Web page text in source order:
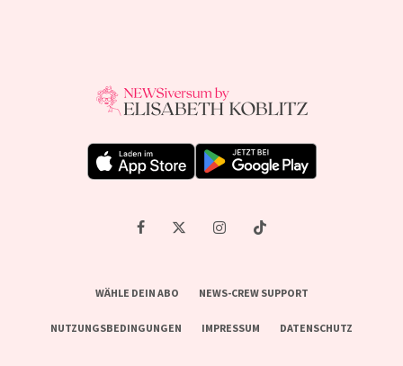
WÄHLE DEIN ABO NEWS-CREW SUPPORT
NUTZUNGSBEDINGUNGEN IMPRESSUM DATENSCHUTZ